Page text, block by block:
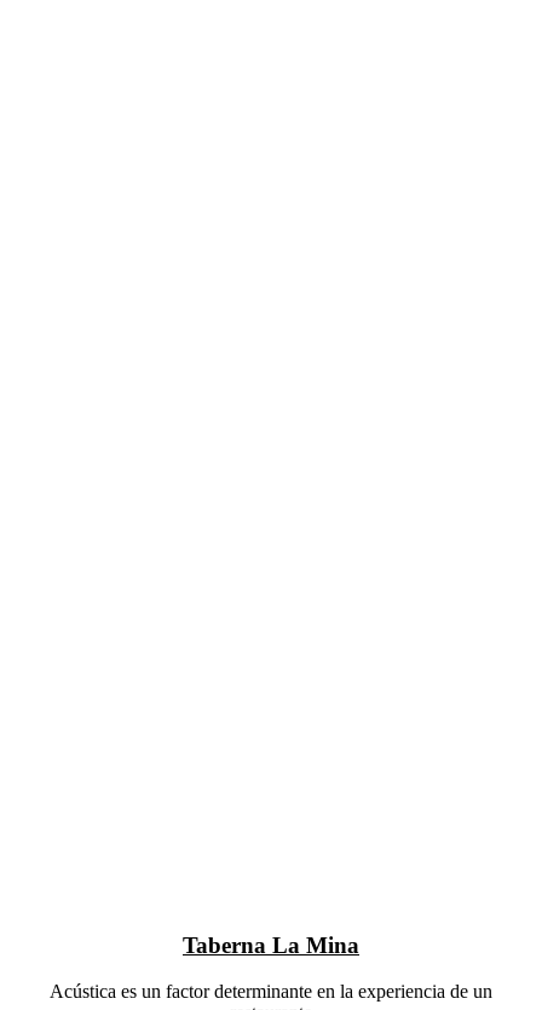
Taberna La Mina
Acústica es un factor determinante en la experiencia de un